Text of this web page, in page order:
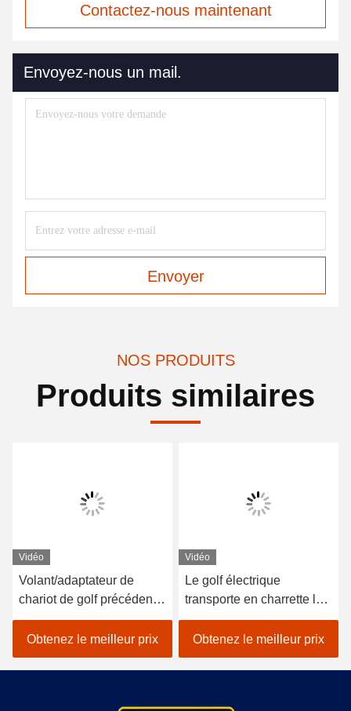
Contactez-nous maintenant
Envoyez-nous un mail.
Envoyer
NOS PRODUITS
Produits similaires
Vidéo
Volant/adaptateur de
chariot de golf précédent
de voiture de club DS
pour EZGO RXV TXT
Yamaha
Obtenez le meilleur prix
Vidéo
Le golf électrique
transporte en charrette le
récipient de chargeur de
36v EZGO TXT avec
câbler 73063-G01
Obtenez le meilleur prix